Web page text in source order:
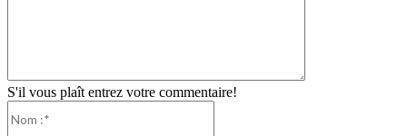
S'il vous plaît entrez votre commentaire!